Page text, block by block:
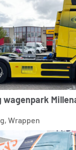
, Wrappen